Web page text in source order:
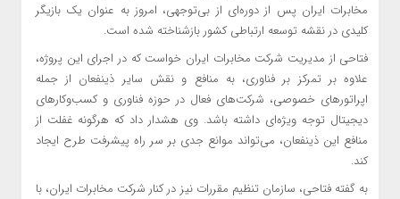
مخابرات ایران پس از دوره‌ای از بی‌توجهی، امروز به عنوان یک بازیگر
کلیدی در نقشه توسعه ارتباطی کشور بازشناخته شده است.
فتاحی از مدیریت شرکت مخابرات ایران خواست که در اجرای این پروژه،
علاوه بر تمرکز بر فناوری، به منافع و نقش سایر ذینفعان از جمله
اپراتورهای خصوصی، شرکت‌های فعال در حوزه فناوری و کسب‌وکارهای
دیجیتال توجه ویژه‌ای داشته باشد. وی هشدار داد که هرگونه غفلت از
منافع این ذینفعان، می‌تواند موانع جدی بر سر راه پیشرفت طرح ایجاد
کند.
به گفته فتاحی، سازمان تنظیم مقررات نیز در کنار شرکت مخابرات ایران، با